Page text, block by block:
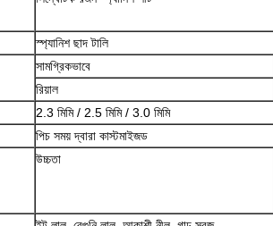
স্প্যানিশ ছাদ টালি
সামগ্রিকভাবে
রিয়াল
2.3 মিমি / 2.5 মিমি / 3.0 মিমি
পিচ সময় দ্বারা কাস্টমাইজড
উচ্চতা